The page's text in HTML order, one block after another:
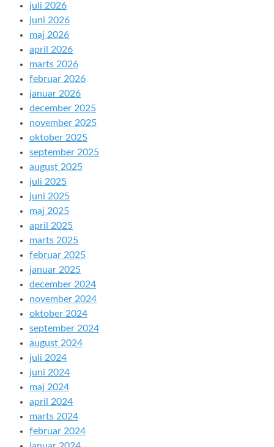
juli 2026
juni 2026
maj 2026
april 2026
marts 2026
februar 2026
januar 2026
december 2025
november 2025
oktober 2025
september 2025
august 2025
juli 2025
juni 2025
maj 2025
april 2025
marts 2025
februar 2025
januar 2025
december 2024
november 2024
oktober 2024
september 2024
august 2024
juli 2024
juni 2024
maj 2024
april 2024
marts 2024
februar 2024